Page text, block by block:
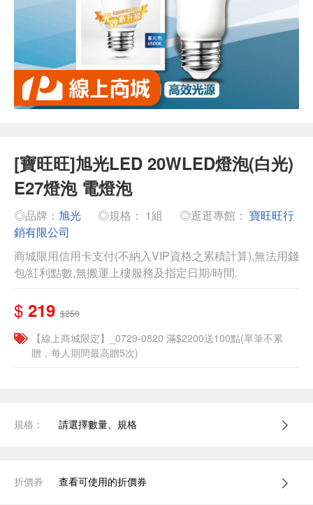
[寶旺旺]旭光LED 20WLED燈泡(白光)
E27燈泡 電燈泡
◎品牌： 旭光 ◎規格： 1組 ◎逛逛專館： 寶旺旺行
銷有限公司
商城限用信用卡支付(不納入VIP資格之累積計算),無法用錢
包/紅利點數,無搬運上樓服務及指定日期/時間.
$ 219 $250
【線上商城限定】_0729-0820 滿$2200送100點(單筆不累
贈，每人期間最高贈5次)
規格： 請選擇數量、規格
折價券 查看可使用的折價券